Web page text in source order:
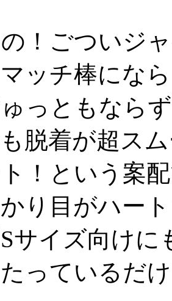
！ごついジ
ッチ棒にな
っともなら
脱着が超ス
！という案
り目がハー
サイズ向け
っているだ